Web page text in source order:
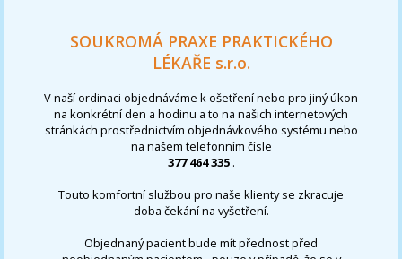
SOUKROMÁ PRAXE PRAKTICKÉHO
LÉKAŘE s.r.o.
V naší ordinaci objednáváme k ošetření nebo pro jiný úkon
na konkrétní den a hodinu a to na našich internetových
stránkách prostřednictvím objednávkového systému nebo
na našem telefonním čísle
377 464 335 .
Touto komfortní službou pro naše klienty se zkracuje
doba čekání na vyšetření.
Objednaný pacient bude mít přednost před